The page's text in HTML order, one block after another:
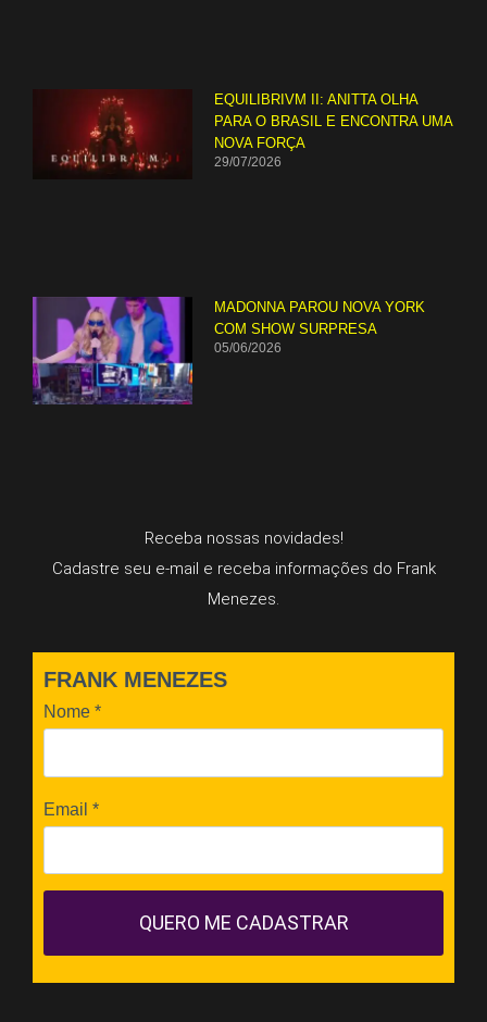
EQUILIBRIVM II: ANITTA OLHA
PARA O BRASIL E ENCONTRA UMA
NOVA FORÇA
29/07/2026
MADONNA PAROU NOVA YORK
COM SHOW SURPRESA
05/06/2026
Receba nossas novidades!
Cadastre seu e-mail e receba informações do Frank
Menezes.
FRANK MENEZES
Nome *
Email *
QUERO ME CADASTRAR